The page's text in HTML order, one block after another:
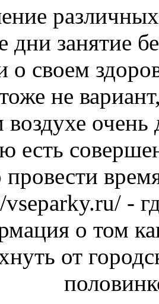
занятие
о своем
не
воздухе
есть
-
о том
от